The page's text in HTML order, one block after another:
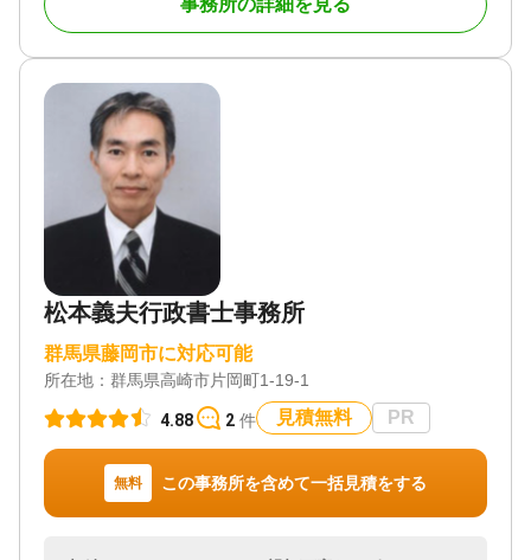
対応体制
電話相談可 / 訪問可 / 土日相談可 / 初回相談無料 / 18
時以降相談可 / オンライン面談可 / 事務所面談可
事務所の詳細を見る
松本義夫行政書士事務所
群馬県藤岡市に対応可能
所在地： 群馬県高崎市片岡町1-19-1
4.88 2 件 見積無料 PR
無料 この事務所を含めて一括見積をする